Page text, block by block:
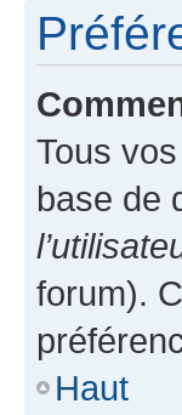
Tous
base de
forum).
Haut